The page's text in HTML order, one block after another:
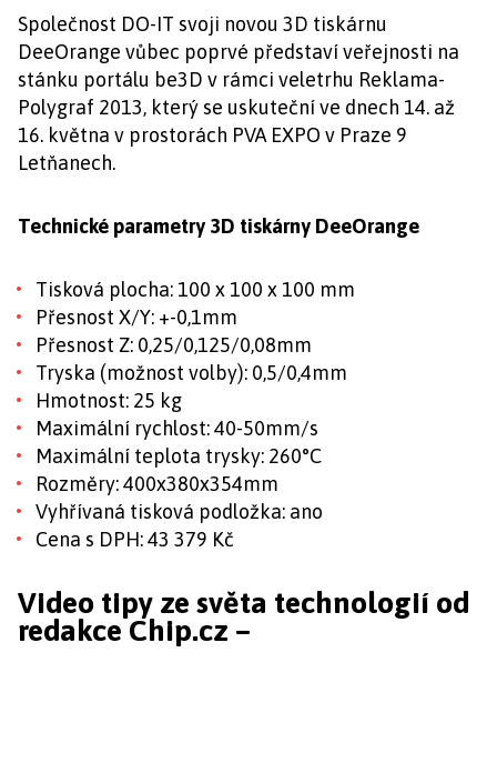
Společnost DO-IT svoji novou 3D tiskárnu
DeeOrange vůbec poprvé představí veřejnosti na
stánku portálu be3D v rámci veletrhu Reklama-
Polygraf 2013, který se uskuteční ve dnech 14. až
16. května v prostorách PVA EXPO v Praze 9
Letňanech.
Technické parametry 3D tiskárny DeeOrange
Tisková plocha: 100 x 100 x 100 mm
Přesnost X/Y: +-0,1mm
Přesnost Z: 0,25/0,125/0,08mm
Tryska (možnost volby): 0,5/0,4mm
Hmotnost: 25 kg
Maximální rychlost: 40-50mm/s
Maximální teplota trysky: 260°C
Rozměry: 400x380x354mm
Vyhřívaná tisková podložka: ano
Cena s DPH: 43 379 Kč
Video tipy ze světa technologií od
redakce Chip.cz –